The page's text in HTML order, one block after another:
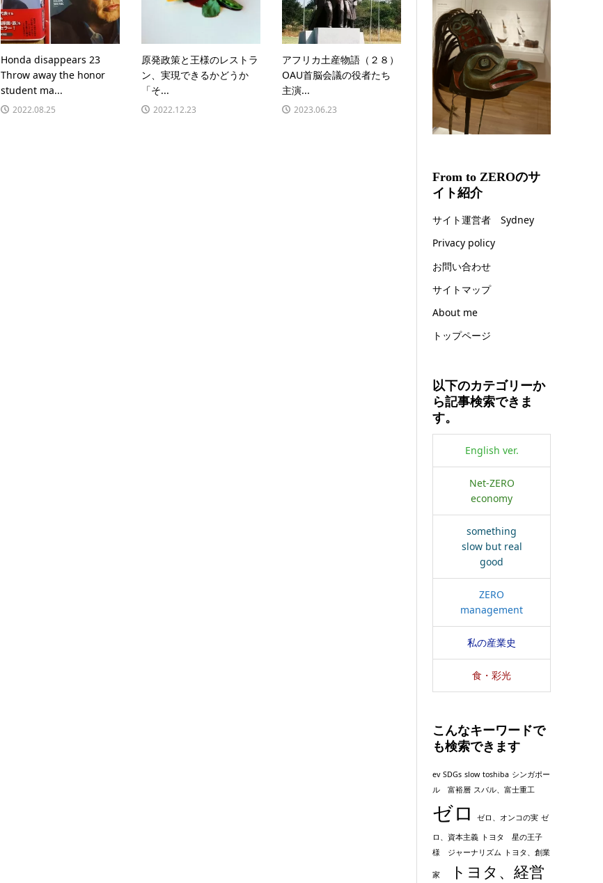
Honda disappears 23
Throw away the honor
student ma...
2022.08.25
原発政策と王様のレストラ
ン、実現できるかどうか
「そ...
2022.12.23
アフリカ土産物語（２８）
OAU首脳会議の役者たち
主演...
2023.06.23
From to ZEROのサ
イト紹介
サイト運営者 Sydney
Privacy policy
お問い合わせ
サイトマップ
About me
トップページ
以下のカテゴリーか
ら記事検索できま
す。
English ver.
Net-ZERO
economy
something
slow but real
good
ZERO
management
私の産業史
食・彩光
こんなキーワードで
も検索できます
ev SDGs slow toshiba シンガポー
ル 富裕層 スバル、富士重工
ゼロ ゼロ、オンコの実 ゼ
ロ、資本主義 トヨタ 星の王子
様 ジャーナリズム
トヨタ、創業
家
トヨタ、経営